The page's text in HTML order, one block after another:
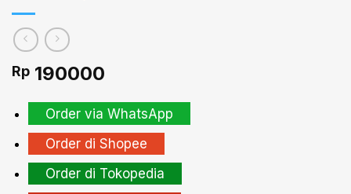
Rp 190000
Order via WhatsApp
Order di Shopee
Order di Tokopedia